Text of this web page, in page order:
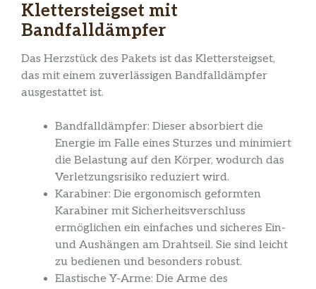
Klettersteigset mit
Bandfalldämpfer
Das Herzstück des Pakets ist das Klettersteigset,
das mit einem zuverlässigen Bandfalldämpfer
ausgestattet ist.
Bandfalldämpfer: Dieser absorbiert die
Energie im Falle eines Sturzes und minimiert
die Belastung auf den Körper, wodurch das
Verletzungsrisiko reduziert wird.
Karabiner: Die ergonomisch geformten
Karabiner mit Sicherheitsverschluss
ermöglichen ein einfaches und sicheres Ein-
und Aushängen am Drahtseil. Sie sind leicht
zu bedienen und besonders robust.
Elastische Y-Arme: Die Arme des